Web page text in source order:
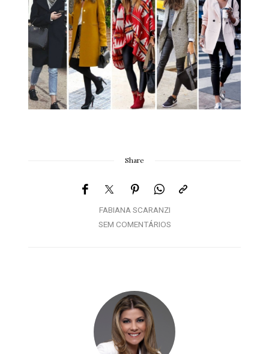
Share
FABIANA SCARANZI
SEM COMENTÁRIOS